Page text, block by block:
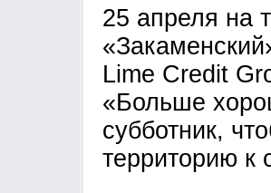
25 апреля на
Lime Credit
«Больше
субботник,
территорию к